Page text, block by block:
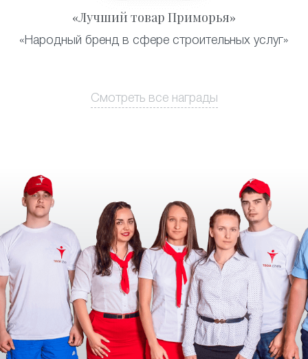
«Лучший товар Приморья»
«Народный бренд в сфере строительных услуг»
Смотреть все награды